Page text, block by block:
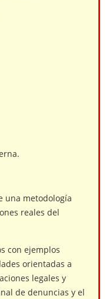
una metodología
reales del
con ejemplos
orientadas a
legales y
de denuncias y el